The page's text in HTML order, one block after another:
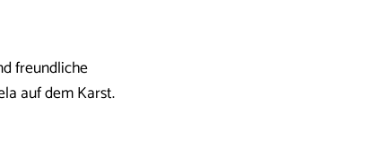
freundliche
auf dem Karst.